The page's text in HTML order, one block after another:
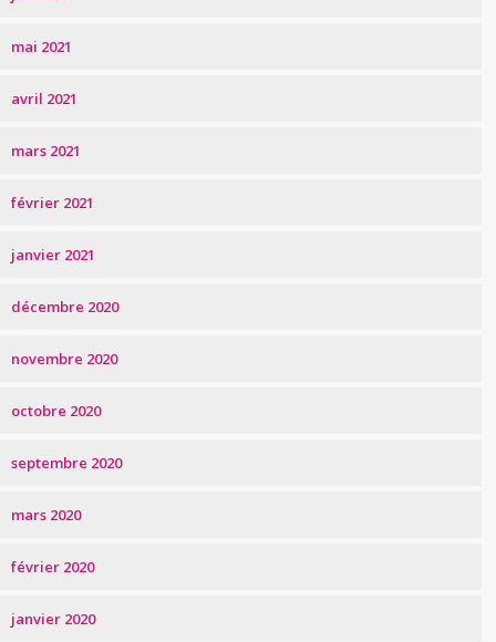
mai 2021
avril 2021
mars 2021
février 2021
janvier 2021
décembre 2020
novembre 2020
octobre 2020
septembre 2020
mars 2020
février 2020
janvier 2020